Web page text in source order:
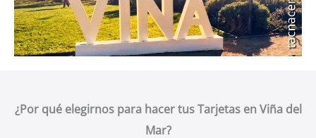
¿Por qué elegirnos para hacer tus Tarjetas en Viña del
Mar?